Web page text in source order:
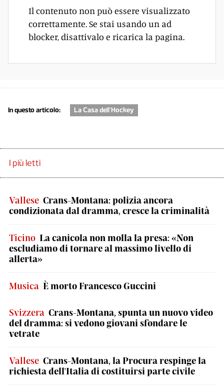
Il contenuto non può essere visualizzato
correttamente. Se stai usando un ad
blocker, disattivalo e ricarica la pagina.
In questo articolo: La Casa dell'Hockey
I più letti
Vallese Crans-Montana: polizia ancora
condizionata dal dramma, cresce la criminalità
Ticino La canicola non molla la presa: «Non
escludiamo di tornare al massimo livello di
allerta»
Musica È morto Francesco Guccini
Svizzera Crans-Montana, spunta un nuovo video
del dramma: si vedono giovani sfondare le
vetrate
Vallese Crans-Montana, la Procura respinge la
richiesta dell'Italia di costituirsi parte civile